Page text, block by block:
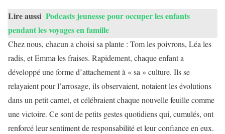
Lire aussi Podcasts jeunesse pour occuper les enfants
pendant les voyages en famille
Chez nous, chacun a choisi sa plante : Tom les poivrons, Léa les
radis, et Emma les fraises. Rapidement, chaque enfant a
développé une forme d’attachement à « sa » culture. Ils se
relayaient pour l’arrosage, ils observaient, notaient les évolutions
dans un petit carnet, et célébraient chaque nouvelle feuille comme
une victoire. Ce sont de petits gestes quotidiens qui, cumulés, ont
renforcé leur sentiment de responsabilité et leur confiance en eux.